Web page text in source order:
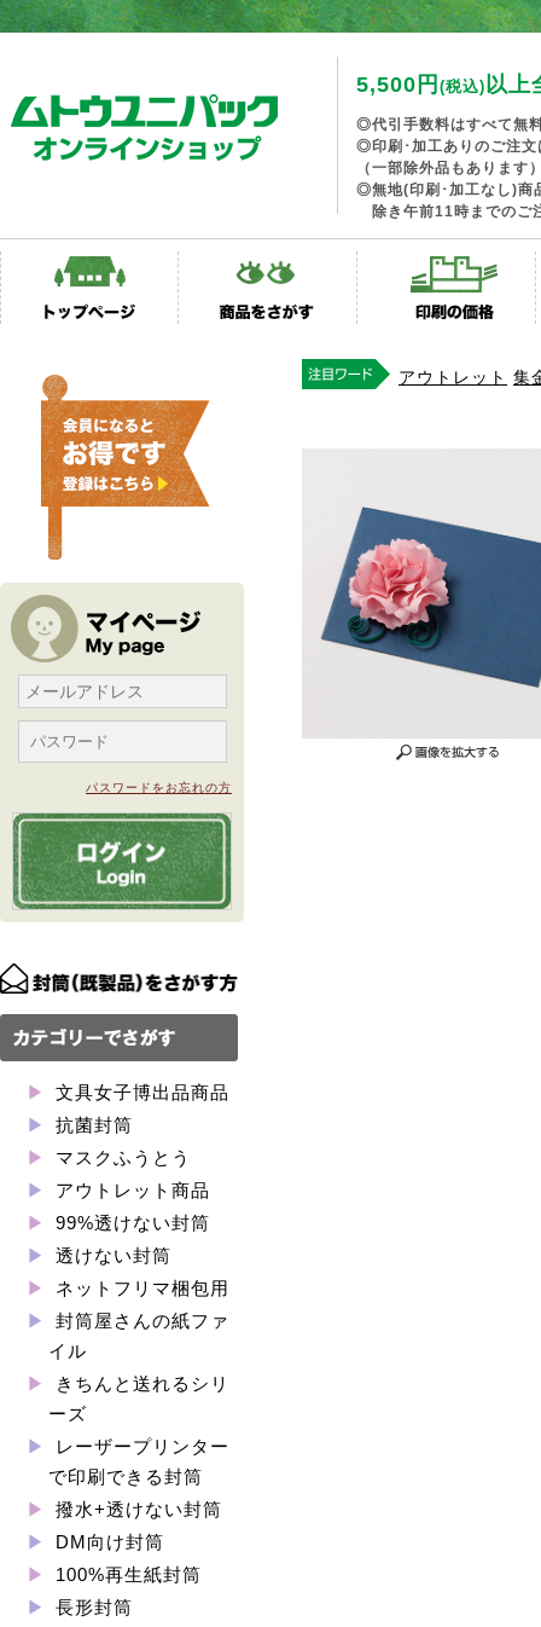
5,500円 (税込)以上
◎代引手数料はすべて無
◎印刷･加工ありのご注文
（一部除外品もあります
◎無地(印刷･加工なし)商
除き午前11時までのご
パスワードをお忘れの方
文具女子博出品商品
抗菌封筒
マスクふうとう
アウトレット商品
99%透けない封筒
透けない封筒
ネットフリマ梱包用
封筒屋さんの紙ファ
イル
きちんと送れるシリ
ーズ
レーザープリンター
で印刷できる封筒
撥水+透けない封筒
DM向け封筒
100%再生紙封筒
長形封筒
アウトレット 集